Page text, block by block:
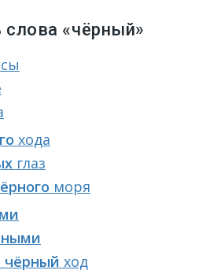
«чёрный»
хода
глаз
моря
чёрный ход